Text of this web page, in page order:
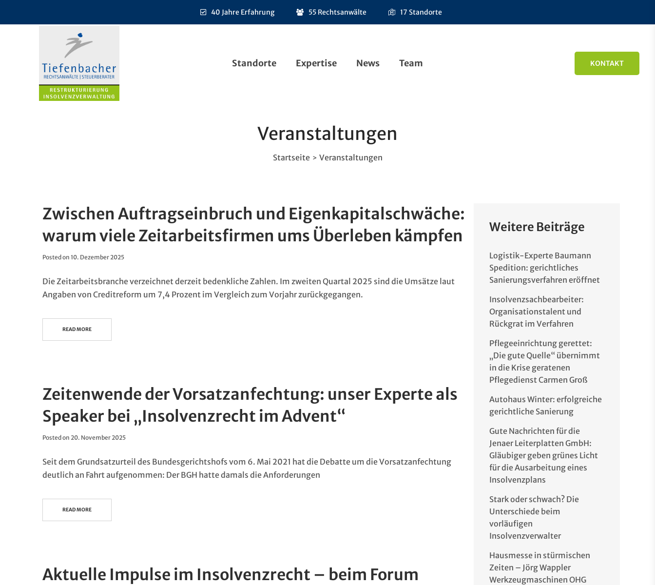
40 Jahre Erfahrung 55 Rechtsanwälte 17 Standorte
Standorte Expertise News Team KONTAKT
Veranstaltungen
Startseite > Veranstaltungen
Zwischen Auftragseinbruch und Eigenkapitalschwäche:
warum viele Zeitarbeitsfirmen ums Überleben kämpfen
Posted on 10. Dezember 2025
Die Zeitarbeitsbranche verzeichnet derzeit bedenkliche Zahlen. Im zweiten Quartal 2025 sind die Umsätze laut
Angaben von Creditreform um 7,4 Prozent im Vergleich zum Vorjahr zurückgegangen.
READ MORE
Zeitenwende der Vorsatzanfechtung: unser Experte als
Speaker bei „Insolvenzrecht im Advent“
Posted on 20. November 2025
Seit dem Grundsatzurteil des Bundesgerichtshofs vom 6. Mai 2021 hat die Debatte um die Vorsatzanfechtung
deutlich an Fahrt aufgenommen: Der BGH hatte damals die Anforderungen
READ MORE
Aktuelle Impulse im Insolvenzrecht – beim Forum
Weitere Beiträge
Logistik-Experte Baumann
Spedition: gerichtliches
Sanierungsverfahren eröffnet
Insolvenzsachbearbeiter:
Organisationstalent und
Rückgrat im Verfahren
Pflegeeinrichtung gerettet:
„Die gute Quelle“ übernimmt
in die Krise geratenen
Pflegedienst Carmen Groß
Autohaus Winter: erfolgreiche
gerichtliche Sanierung
Gute Nachrichten für die
Jenaer Leiterplatten GmbH:
Gläubiger geben grünes Licht
für die Ausarbeitung eines
Insolvenzplans
Stark oder schwach? Die
Unterschiede beim
vorläufigen
Insolvenzverwalter
Hausmesse in stürmischen
Zeiten – Jörg Wappler
Werkzeugmaschinen OHG